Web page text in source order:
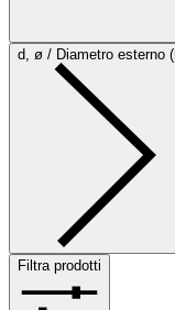
d, ø / Diametro esterno
Filtra prodotti